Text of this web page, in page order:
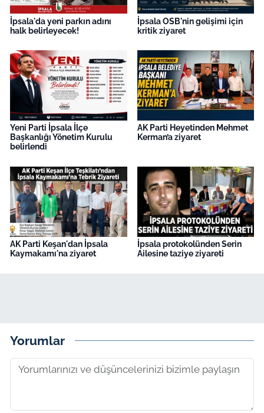
İpsala'da yeni parkın adını
halk belirleyecek!
İpsala OSB'nin gelişimi için
kritik ziyaret
Yeni Parti İpsala İlçe
Başkanlığı Yönetim Kurulu
belirlendi
AK Parti Heyetinden Mehmet
Kerman’a ziyaret
AK Parti Keşan'dan İpsala
Kaymakamı'na ziyaret
İpsala protokolünden Serin
Ailesine taziye ziyareti
Yorumlar
Bilim Teknoloji
Canlı Maç
Finans
Genel-A
Gündem-Eğitim